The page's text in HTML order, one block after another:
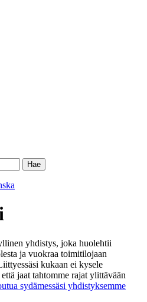
yhdistys, joka huolehtii
ja vuokraa toimitilojaan
kukaan ei kysele
jaat tahtomme rajat ylittävään
sydämessäsi yhdistyksemme